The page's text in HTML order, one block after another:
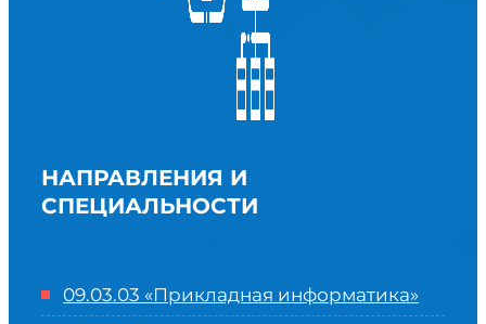
НАПРАВЛЕНИЯ И
СПЕЦИАЛЬНОСТИ
09.03.03 «Прикладная информатика»